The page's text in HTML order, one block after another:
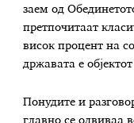
заем од
претпочитаат
висок процент на
државата е
Понудите и
главно се одвиваа